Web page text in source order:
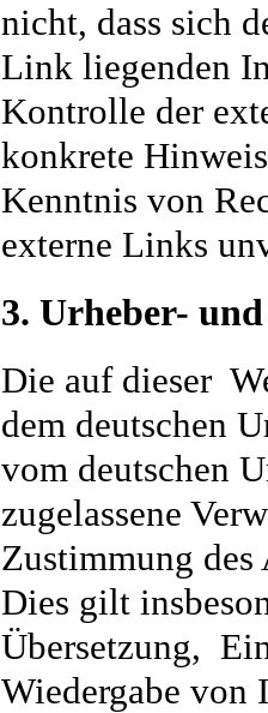
nicht, dass sich
Link liegenden
Kontrolle der
konkrete
Kenntnis von
externe Links
3. Urheber-
Die auf dieser
dem deutschen
vom deutschen
zugelassene
Zustimmung
Dies gilt
Übersetzung,
Wiedergabe von